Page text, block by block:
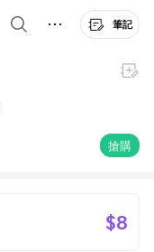
筆記
搶購
$8